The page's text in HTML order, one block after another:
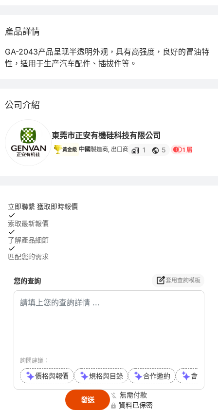
產品詳情
GA-2043产品呈现半透明外观，具有高强度，良好的冒油特
性，适用于生产汽车配件、插拔件等。
公司介紹
東莞市正安有機硅科技有限公司
黃金級 中國製造商, 出口商 1 5 1 届
立即聯繫 獲取即時報價
索取最新報價
了解產品細節
匹配您的需求
您的查詢 套用查詢模板
詢問建議：
價格與報價 規格與目錄 合作邀約 會議或
發送
無需付款
資料已保密